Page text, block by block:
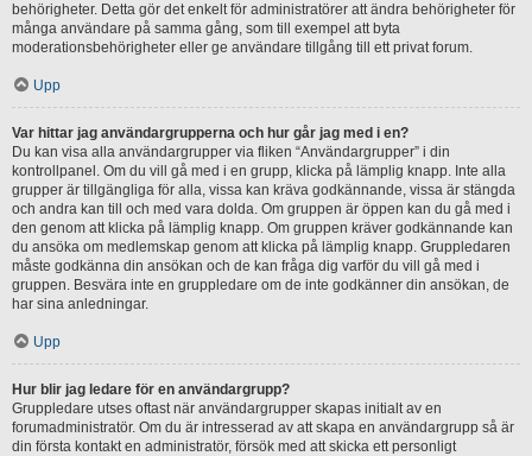
behörigheter. Detta gör det enkelt för administratörer att ändra behörigheter för
många användare på samma gång, som till exempel att byta
moderationsbehörigheter eller ge användare tillgång till ett privat forum.
Upp
Var hittar jag användargrupperna och hur går jag med i en?
Du kan visa alla användargrupper via fliken “Användargrupper” i din
kontrollpanel. Om du vill gå med i en grupp, klicka på lämplig knapp. Inte alla
grupper är tillgängliga för alla, vissa kan kräva godkännande, vissa är stängda
och andra kan till och med vara dolda. Om gruppen är öppen kan du gå med i
den genom att klicka på lämplig knapp. Om gruppen kräver godkännande kan
du ansöka om medlemskap genom att klicka på lämplig knapp. Gruppledaren
måste godkänna din ansökan och de kan fråga dig varför du vill gå med i
gruppen. Besvära inte en gruppledare om de inte godkänner din ansökan, de
har sina anledningar.
Upp
Hur blir jag ledare för en användargrupp?
Gruppledare utses oftast när användargrupper skapas initialt av en
forumadministratör. Om du är intresserad av att skapa en användargrupp så är
din första kontakt en administratör, försök med att skicka ett personligt